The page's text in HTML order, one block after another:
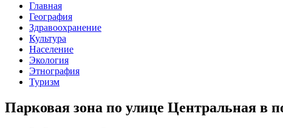
Главная
География
Здравоохранение
Культура
Население
Экология
Этнография
Туризм
Парковая зона по улице Центральная в